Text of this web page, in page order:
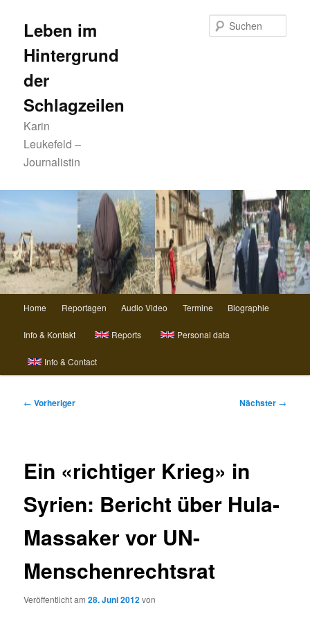
primären
springen
Leben im
Hintergrund
der
Schlagzeilen
Karin
Leukefeld –
Journalistin
Home Reportagen Audio Video Termine Biographie
Info & Kontakt Reports Personal data
Info & Contact
Beitragsnavigation
← Vorheriger Nächster →
Ein «richtiger Krieg» in
Syrien: Bericht über Hula-
Massaker vor UN-
Menschenrechtsrat
Veröffentlicht am28. Juni 2012von